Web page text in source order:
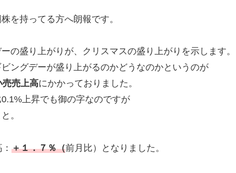
を持ってる方へ朗報です。
の盛り上がりが、クリスマスの盛り上がりを示します。
ングデーが盛り上がるのかどうなのかというのが
売売上高にかかっておりました。
上昇でも御の字なのですが
。
＋１．７％（前月比）となりました。